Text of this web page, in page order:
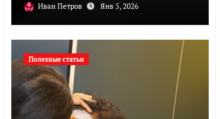
Иван Петров Янв 5, 2026
Полезные статьи